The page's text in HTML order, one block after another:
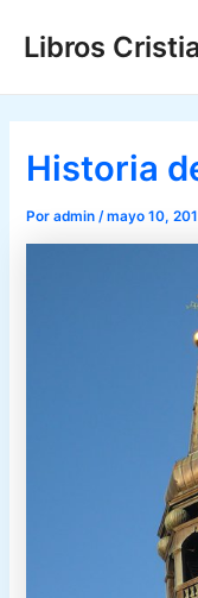
Libros
Historia
Poradmin /mayo 10,